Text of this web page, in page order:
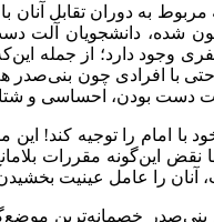
مربوط به دوران تقابل
شده، دانشجویان آلت
دارد؛ از جمله این‌که
با افرادی چون بنی‌صدر
دست بودن، احساسی و
امام را توجیه کند! این
را عامل عینیت
بنی‌صدر خصمانه‌ترین